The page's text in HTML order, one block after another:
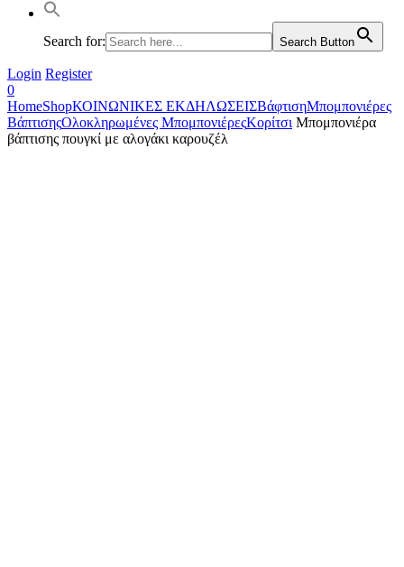
Search for: Search Button
Login Register
0
HomeShopΚΟΙΝΩΝΙΚΕΣ ΕΚΔΗΛΩΣΕΙΣΒάφτισηΜπομπονιέρες
ΒάπτισηςΟλοκληρωμένες ΜπομπονιέρεςΚορίτσι Μπομπονιέρα
βάπτισης πουγκί με αλογάκι καρουζέλ